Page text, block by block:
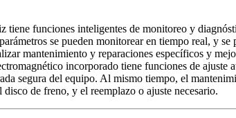
funciones inteligentes de monitoreo y
se pueden monitorear en tiempo real, y
mantenimiento y reparaciones específicos y
incorporado tiene funciones de
segura del equipo. Al mismo tiempo, el
de freno, y el reemplazo o ajuste necesario.